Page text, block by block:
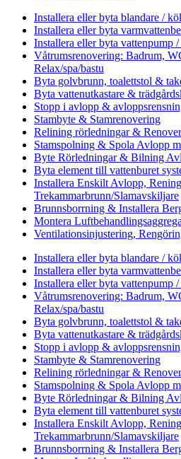
Installera eller byta blandare /
Installera eller byta
Installera eller byta vattenpump
Våtrumsrenovering: Badrum,
Relax/spa/bastu
Byta golvbrunn, toalettstol &
Byta vattenutkastare &
Stopp i avlopp &
Stambyte & Stamrenovering
Relining rörledningar &
Stamspolning & Spola Avlopp
Byte Rörledningar & Bilning
Byta element till vattenburet
Installera Enskilt Avlopp,
Trekammarbrunn/Slamavskiljare
Brunnsborrning & Installera
Montera
Ventilationsinjustering,
Installera eller byta blandare /
Installera eller byta
Installera eller byta vattenpump
Våtrumsrenovering: Badrum,
Relax/spa/bastu
Byta golvbrunn, toalettstol &
Byta vattenutkastare &
Stopp i avlopp &
Stambyte & Stamrenovering
Relining rörledningar &
Stamspolning & Spola Avlopp
Byte Rörledningar & Bilning
Byta element till vattenburet
Installera Enskilt Avlopp,
Trekammarbrunn/Slamavskiljare
Brunnsborrning & Installera